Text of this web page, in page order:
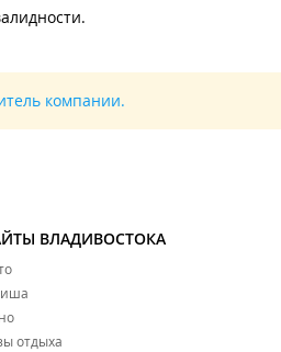
компании.
ВЛАДИВОСТОКА
отдыха